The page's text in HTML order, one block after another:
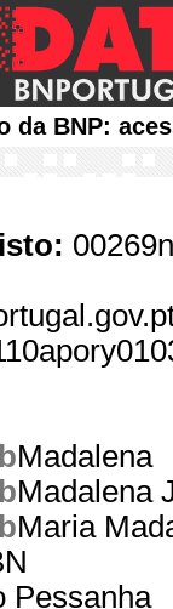
da BNP:
Madalena
Madalena
Maria
Pessanha